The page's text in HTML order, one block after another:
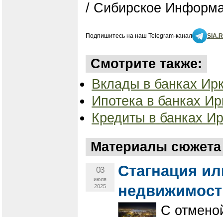
/ Сибирское
Подпишитесь на наш Telegram-канал
Смотрите также:
Вклады в банках
Ипотека в банках
Кредиты в банках
Материалы
03
июля
2025
Стагнация
С